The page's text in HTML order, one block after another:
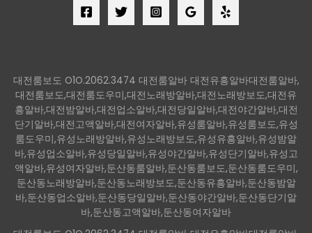
대전룸보도 O1O.2062.3474 대전룸알바 대전유흥알바대전룸알바,
대전룸보도,대전룸도우미,대전노래방알바,대전노래방보도,대전유
흥알바,대전밤알바,대전업소알바,대전당일알바,대전야간알바,대전
단기알바,대전고액알바,대전여자알바,유성룸알바,유성룸보도,유성
룸도우미,유성노래방알바,유성노래방보도,유성유흥알바,유성밤알
바,유성업소알바,유성당일알바,유성야간알바,유성단기알바,유성고
액알바,유성여자알바,둔산동룸알바,둔산동룸보도,둔산동룸도우미,
둔산동노래방알바,둔산동노래방보도,둔산동유흥알바,둔산동밤알
바,둔산동업소알바,둔산동당일알바,둔산동야간알바,둔산동단기알
바,둔산동고액알바,둔산동여자알바